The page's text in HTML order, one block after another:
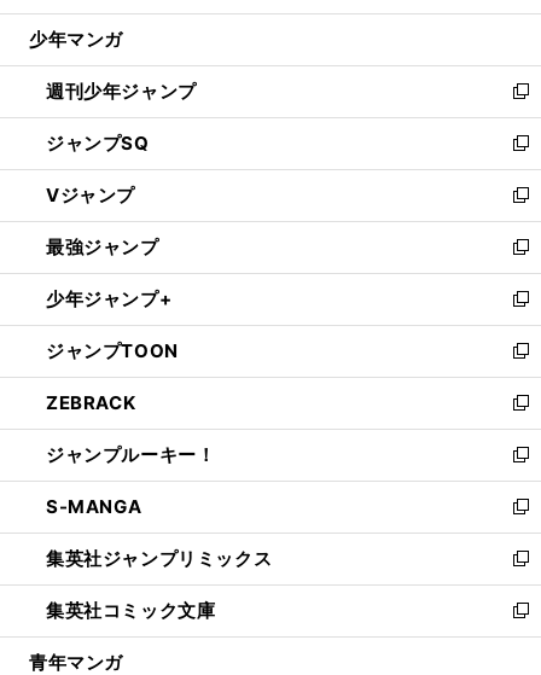
ウ
開
く
少年マンガ
週刊少年ジャンプ
新
し
い
ウ
ィ
ン
ド
ウ
で
開
く
ジャンプSQ
新
し
い
ウ
ィ
ン
ド
ウ
で
開
く
Vジャンプ
新
し
い
ウ
ィ
ン
ド
ウ
で
開
く
最強ジャンプ
新
し
い
ウ
ィ
ン
ド
ウ
で
開
く
少年ジャンプ+
新
し
い
ウ
ィ
ン
ド
ウ
で
開
く
ジャンプTOON
新
し
い
ウ
ィ
ン
ド
ウ
で
開
く
ZEBRACK
新
し
い
ウ
ィ
ン
ド
ウ
で
開
ジャンプルーキー！
新
し
い
ウ
ィ
ン
ド
ウ
S-MANGA
新
し
い
ウ
ィ
ン
集英社ジャンプリミックス
新
し
い
ウ
集英社コミック文庫
新
し
青年マンガ